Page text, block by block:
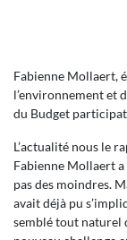
Fabienne Mollaert,
l’environnement et
du Budget
L’actualité nous le
Fabienne Mollaert
pas des moindres.
avait déjà pu
semblé tout naturel